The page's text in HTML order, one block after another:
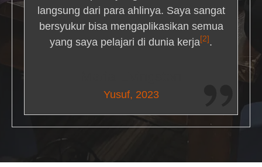
langsung dari para ahlinya. Saya sangat
bersyukur bisa mengaplikasikan semua
yang saya pelajari di dunia kerja[2] .
Yusuf, 2023